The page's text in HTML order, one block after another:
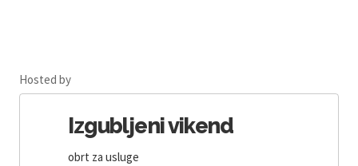
Hosted by
Izgubljeni vikend
obrt za usluge